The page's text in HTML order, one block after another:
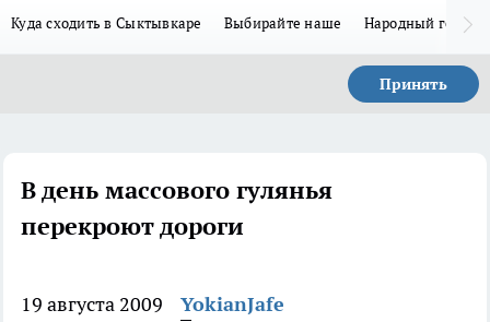
Куда сходить в Сыктывкаре Выбирайте наше Народный герой
Принять
В день массового гулянья
перекроют дороги
19 августа 2009 YokianJafe